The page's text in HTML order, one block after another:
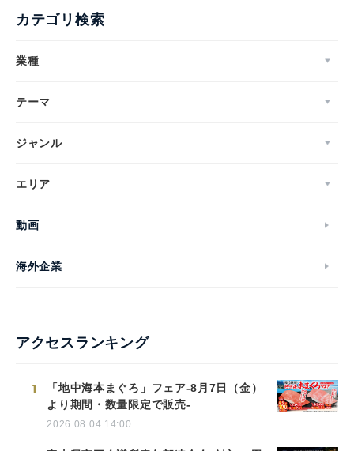
カテゴリ検索
業種
テーマ
ジャンル
エリア
動画
海外企業
アクセスランキング
1
「地中海本まぐろ」フェア-8月7日（金）
より期間・数量限定で販売-
2026.08.04 14:00